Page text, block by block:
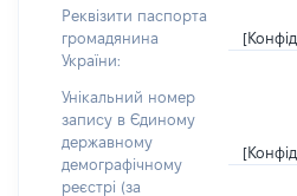
Реквізити паспорта
громадянина
України:
Унікальний номер
запису в Єдиному
державному
демографічному
реєстрі (за